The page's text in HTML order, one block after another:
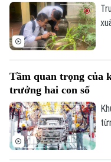
Công nghệ
Ẩm thực
Hồ sơ
Người Việt 4 phương
Tin tức
Cafe sáng
Tài chính Ngân hàng
Doanh nghiệp
Nhà đất
Tin tức
Căn hộ
Đất đai
Kinh nghiệm
Tàu và Xe
Ô tô
Tàu
Xe máy
Giáo dục
Tin tức
Tuyển sinh
Văn hóa
Tin tức
Sức khỏe
sẽ
Tầm quan trọng của
trưởng hai con số